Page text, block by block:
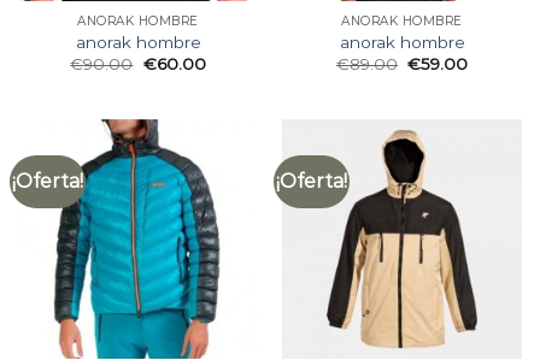
ANORAK HOMBRE
anorak hombre
€90.00 €60.00
ANORAK HOMBRE
anorak hombre
€89.00 €59.00
¡Oferta! ¡Oferta!